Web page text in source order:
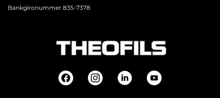
Bankgironummer 835-7378